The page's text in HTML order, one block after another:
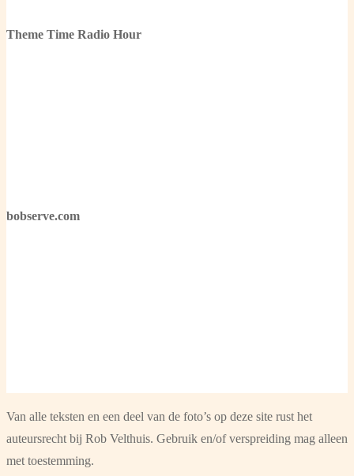
Theme Time Radio Hour
bobserve.com
Van alle teksten en een deel van de foto’s op deze site rust het
auteursrecht bij Rob Velthuis. Gebruik en/of verspreiding mag alleen
met toestemming.